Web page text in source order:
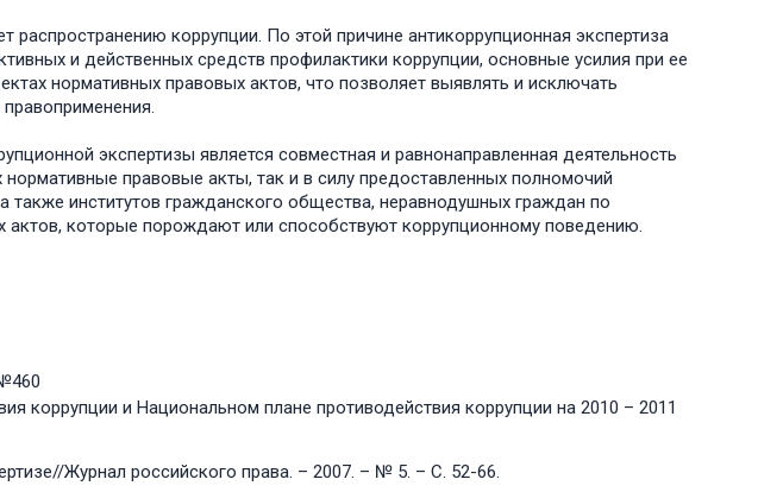
коррупции. По этой причине антикоррупционная экспертиза
и действенных средств профилактики коррупции, основные усилия при ее
нормативных правовых актов, что позволяет выявлять и исключать
экспертизы является совместная и равнонаправленная деятельность
правовые акты, так и в силу предоставленных полномочий
институтов гражданского общества, неравнодушных граждан по
которые порождают или способствуют коррупционному поведению.
коррупции и Национальном плане противодействия коррупции на 2010 – 2011
Журнал российского права. – 2007. – № 5. – С. 52-66.